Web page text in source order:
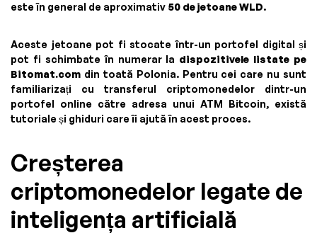
este în general de aproximativ 50 de jetoane WLD.
Aceste jetoane pot fi stocate într-un portofel digital și
pot fi schimbate în numerar la dispozitivele listate pe
Bitomat.com din toată Polonia. Pentru cei care nu sunt
familiarizați cu transferul criptomonedelor dintr-un
portofel online către adresa unui ATM Bitcoin, există
tutoriale și ghiduri care îi ajută în acest proces.
Creșterea
criptomonedelor legate de
inteligența artificială